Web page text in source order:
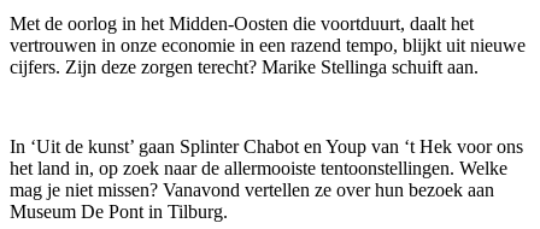
Met de oorlog in het Midden-Oosten die voortduurt, daalt het
vertrouwen in onze economie in een razend tempo, blijkt uit nieuwe
cijfers. Zijn deze zorgen terecht? Marike Stellinga schuift aan.
In ‘Uit de kunst’ gaan Splinter Chabot en Youp van ‘t Hek voor ons
het land in, op zoek naar de allermooiste tentoonstellingen. Welke
mag je niet missen? Vanavond vertellen ze over hun bezoek aan
Museum De Pont in Tilburg.